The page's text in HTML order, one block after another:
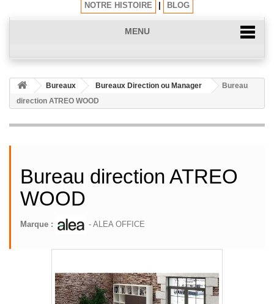
NOTRE HISTOIRE BLOG
MENU
Bureaux Bureaux Direction ou Manager
Bureau
direction ATREO WOOD
Bureau direction ATREO
WOOD
Marque : - ALEA OFFICE